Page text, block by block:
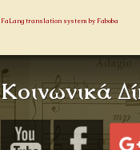
FaLang translation system by Faboba
Κοινωνικά